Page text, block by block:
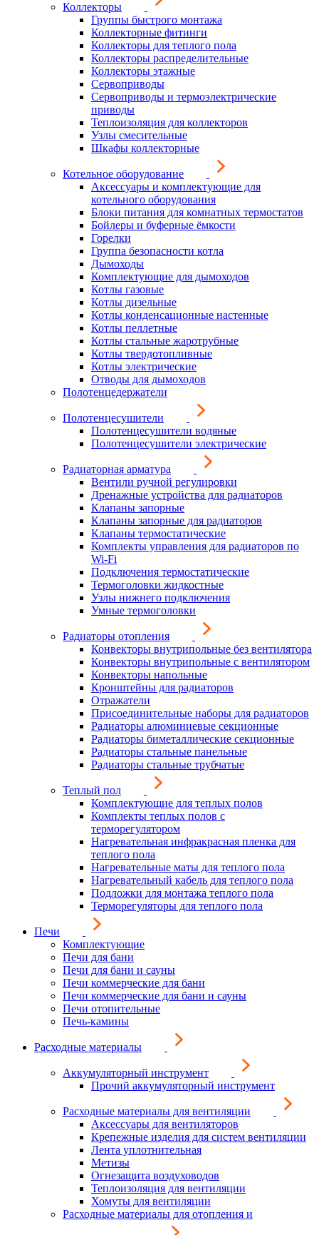
Коллекторы
Группы быстрого монтажа
Коллекторные фитинги
Коллекторы для теплого пола
Коллекторы распределительные
Коллекторы этажные
Сервоприводы
Сервоприводы и термоэлектрические
приводы
Теплоизоляция для коллекторов
Узлы смесительные
Шкафы коллекторные
Котельное оборудование
Аксессуары и комплектующие для
котельного оборудования
Блоки питания для комнатных термостатов
Бойлеры и буферные ёмкости
Горелки
Группа безопасности котла
Дымоходы
Комплектующие для дымоходов
Котлы газовые
Котлы дизельные
Котлы конденсационные настенные
Котлы пеллетные
Котлы стальные жаротрубные
Котлы твердотопливные
Котлы электрические
Отводы для дымоходов
Полотенцедержатели
Полотенцесушители
Полотенцесушители водяные
Полотенцесушители электрические
Радиаторная арматура
Вентили ручной регулировки
Дренажные устройства для радиаторов
Клапаны запорные
Клапаны запорные для радиаторов
Клапаны термостатические
Комплекты управления для радиаторов по
Wi-Fi
Подключения термостатические
Термоголовки жидкостные
Узлы нижнего подключения
Умные термоголовки
Радиаторы отопления
Конвекторы внутрипольные без вентилятора
Конвекторы внутрипольные с вентилятором
Конвекторы напольные
Кронштейны для радиаторов
Отражатели
Присоединительные наборы для радиаторов
Радиаторы алюминиевые секционные
Радиаторы биметаллические секционные
Радиаторы стальные панельные
Радиаторы стальные трубчатые
Теплый пол
Комплектующие для теплых полов
Комплекты теплых полов с
терморегулятором
Нагревательная инфракрасная пленка для
теплого пола
Нагревательные маты для теплого пола
Нагревательный кабель для теплого пола
Подложки для монтажа теплого пола
Терморегуляторы для теплого пола
Печи
Комплектующие
Печи для бани
Печи для бани и сауны
Печи коммерческие для бани
Печи коммерческие для бани и сауны
Печи отопительные
Печь-камины
Расходные материалы
Аккумуляторный инструмент
Прочий аккумуляторный инструмент
Расходные материалы для вентиляции
Аксессуары для вентиляторов
Крепежные изделия для систем вентиляции
Лента уплотнительная
Метизы
Огнезащита воздуховодов
Теплоизоляция для вентиляции
Хомуты для вентиляции
Расходные материалы для отопления и